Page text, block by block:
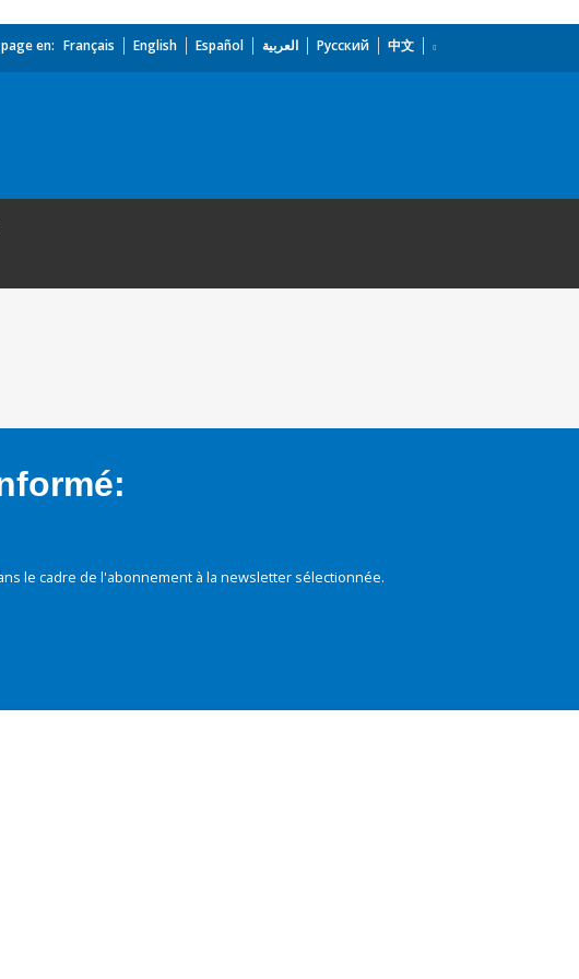
en: Français English Español العربية Русский 中文
le cadre de l'abonnement à la newsletter sélectionnée.